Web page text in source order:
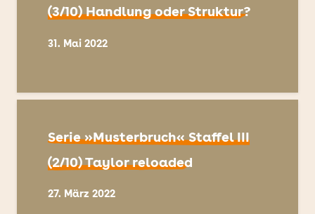
(3/10) Handlung oder Struktur?
31. Mai 2022
Serie »Musterbruch« Staffel III
(2/10) Taylor reloaded
27. März 2022